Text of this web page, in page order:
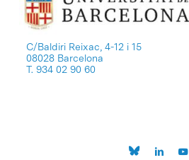
C/Baldiri Reixac, 4-12 i 15
08028 Barcelona
T. 934 02 90 60